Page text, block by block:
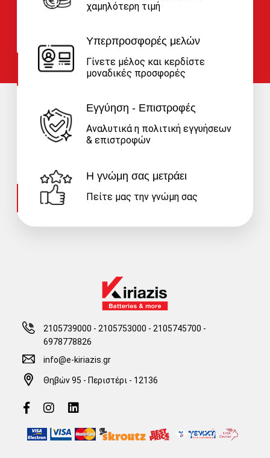
χαμηλότερη τιμή
Υπερπροσφορές μελών
Γίνετε μέλος και κερδίστε
μοναδικές προσφορές
Εγγύηση - Επιστροφές
Αναλυτικά η πολιτική εγγυήσεων
& επιστροφών
Η γνώμη σας μετράει
Πείτε μας την γνώμη σας
2105739000 - 2105753000 - 2105745700 -
6978778826
info@e-kiriazis.gr
Θηβών 95 - Περιστέρι - 12136